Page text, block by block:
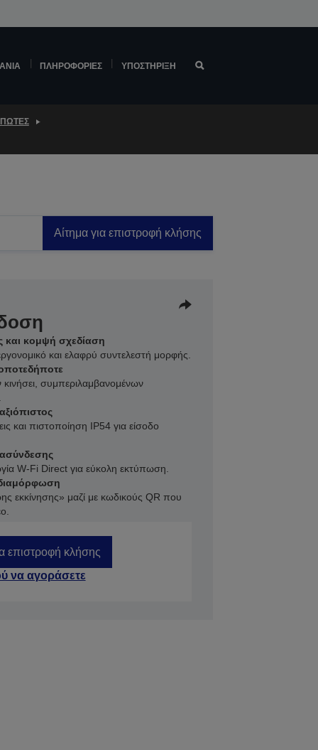
ΠΛΗΡΟΦΟΡΊΕΣ ΥΠΟΣΤΉΡΙΞΗ
Αίτημα για επιστροφή κλήσης
και κομψή σχεδίαση
και ελαφρύ συντελεστή μορφής.
κινήσει, συμπεριλαμβανομένων
και πιστοποίηση IP54 για είσοδο
W-Fi Direct για εύκολη εκτύπωση.
εκκίνησης» μαζί με κωδικούς QR που
επιστροφή κλήσης
να αγοράσετε